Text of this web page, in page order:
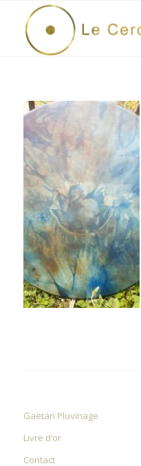
Gaëtan Pluvinage
Livre d’or
Contact